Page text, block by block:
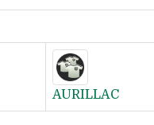
AURILLAC